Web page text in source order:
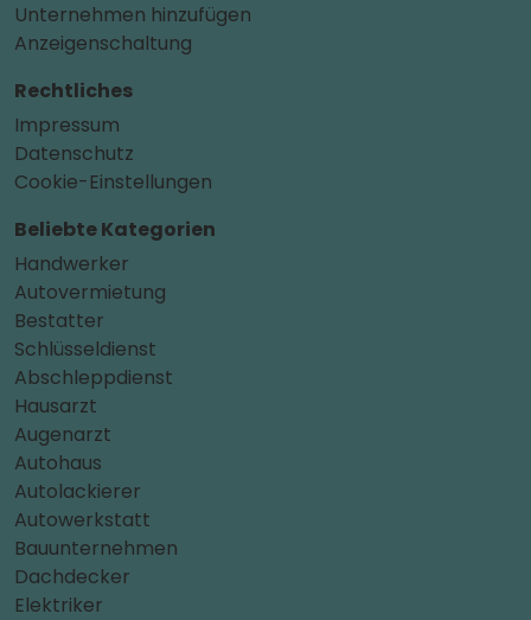
Unternehmen hinzufügen
Anzeigenschaltung
Rechtliches
Impressum
Datenschutz
Cookie-Einstellungen
Beliebte Kategorien
Handwerker
Autovermietung
Bestatter
Schlüsseldienst
Abschleppdienst
Hausarzt
Augenarzt
Autohaus
Autolackierer
Autowerkstatt
Bauunternehmen
Dachdecker
Elektriker